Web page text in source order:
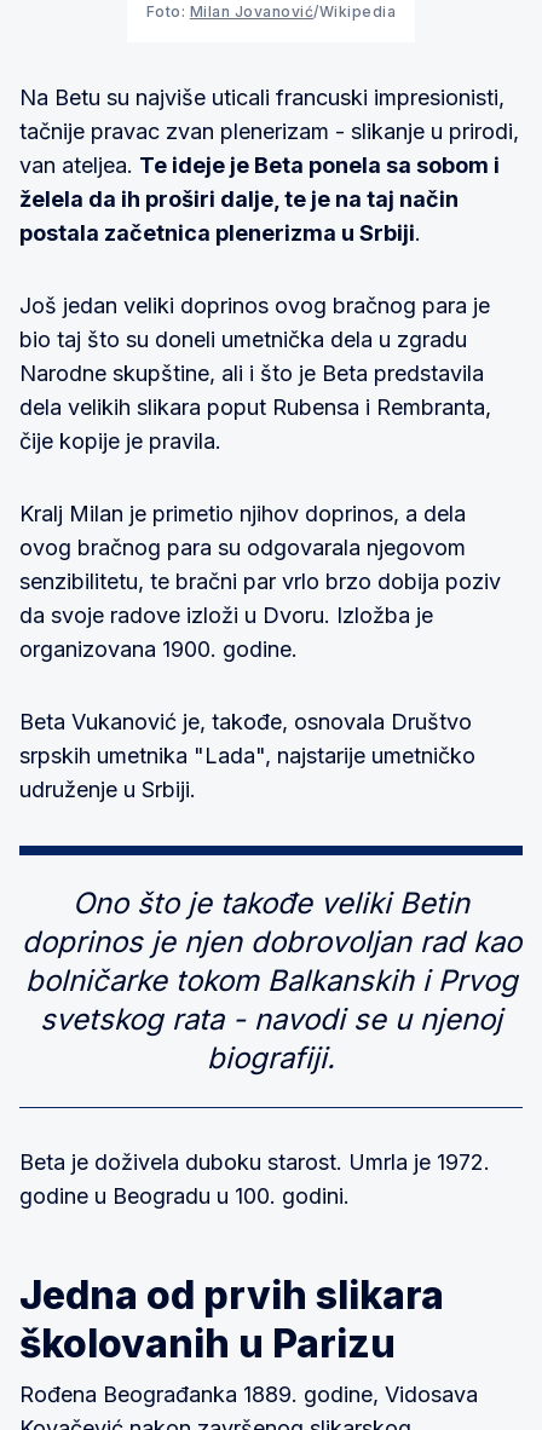
Foto: Milan Jovanović/Wikipedia
Na Betu su najviše uticali francuski impresionisti,
tačnije pravac zvan plenerizam - slikanje u prirodi,
van ateljea. Te ideje je Beta ponela sa sobom i
želela da ih proširi dalje, te je na taj način
postala začetnica plenerizma u Srbiji.
Još jedan veliki doprinos ovog bračnog para je
bio taj što su doneli umetnička dela u zgradu
Narodne skupštine, ali i što je Beta predstavila
dela velikih slikara poput Rubensa i Rembranta,
čije kopije je pravila.
Kralj Milan je primetio njihov doprinos, a dela
ovog bračnog para su odgovarala njegovom
senzibilitetu, te bračni par vrlo brzo dobija poziv
da svoje radove izloži u Dvoru. Izložba je
organizovana 1900. godine.
Beta Vukanović je, takođe, osnovala Društvo
srpskih umetnika "Lada", najstarije umetničko
udruženje u Srbiji.
Ono što je takođe veliki Betin
doprinos je njen dobrovoljan rad kao
bolničarke tokom Balkanskih i Prvog
svetskog rata - navodi se u njenoj
biografiji.
Beta je doživela duboku starost. Umrla je 1972.
godine u Beogradu u 100. godini.
Jedna od prvih slikara
školovanih u Parizu
Rođena Beograđanka 1889. godine, Vidosava